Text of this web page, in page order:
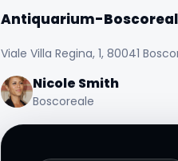
Antiquarium-
Viale Villa Regina, 1, 80041
Nicole Smith
Boscoreale